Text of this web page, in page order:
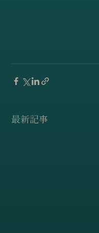
最新記事